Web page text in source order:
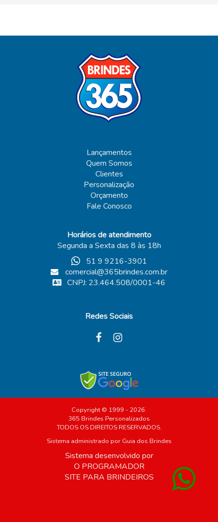
Lançamentos
Quem Somos
Clientes
Personalização
Orçamento
Fale Conosco
Horários de atendimento
Segunda a Sexta das 8 às 18h
51 9 9216-3901
comercial@365brindes.com.br
CNPJ: 23.464.508/0001-46
Redes Sociais
Copyright © 1999 - 2026.
365 Brindes Personalizados
TODOS OS DIREITOS RESERVADOS.
Sistema administrado por Guia dos Brindes
Sistema desenvolvido por
O PROGRAMADOR
SITE PARA BRINDEIROS